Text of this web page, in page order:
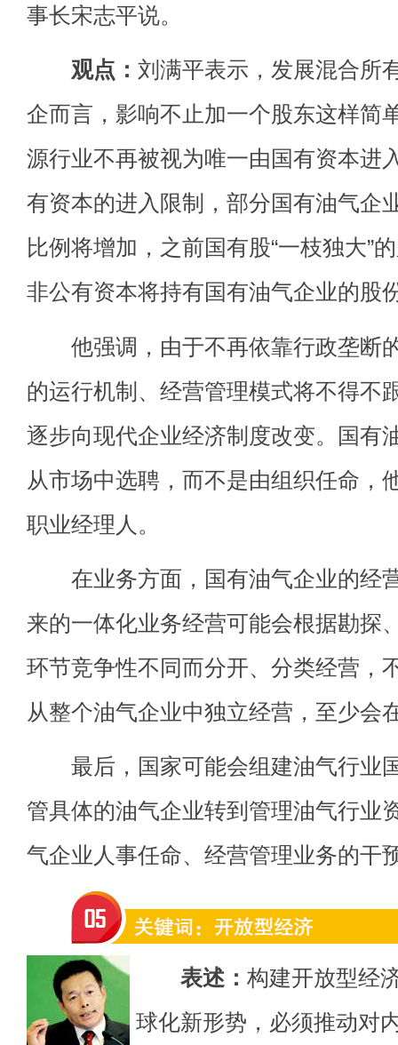
事长宋志平说。
观点： 刘满平表示，发展混合所
企而言，影响不止加一个股东这样简
源行业不再被视为唯一由国有资本进
有资本的进入限制，部分国有油气企
比例将增加，之前国有股“一枝独大”
非公有资本将持有国有油气企业的股
他强调，由于不再依靠行政垄断
的运行机制、经营管理模式将不得不
逐步向现代企业经济制度改变。国有
从市场中选聘，而不是由组织任命，
职业经理人。
在业务方面，国有油气企业的经
来的一体化业务经营可能会根据勘探
环节竞争性不同而分开、分类经营，
从整个油气企业中独立经营，至少会
最后，国家可能会组建油气行业
管具体的油气企业转到管理油气行业
气企业人事任命、经营管理业务的干
表述： 构建开放型经
球化新形势，必须推动对